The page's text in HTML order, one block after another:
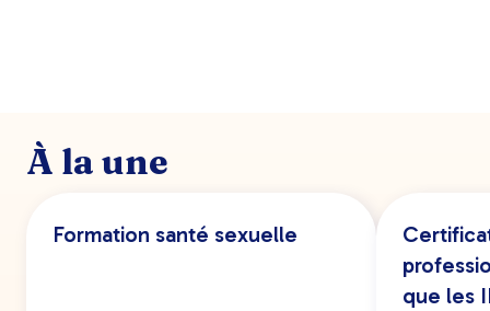
via notre
À la une
Formation santé sexuelle
que les